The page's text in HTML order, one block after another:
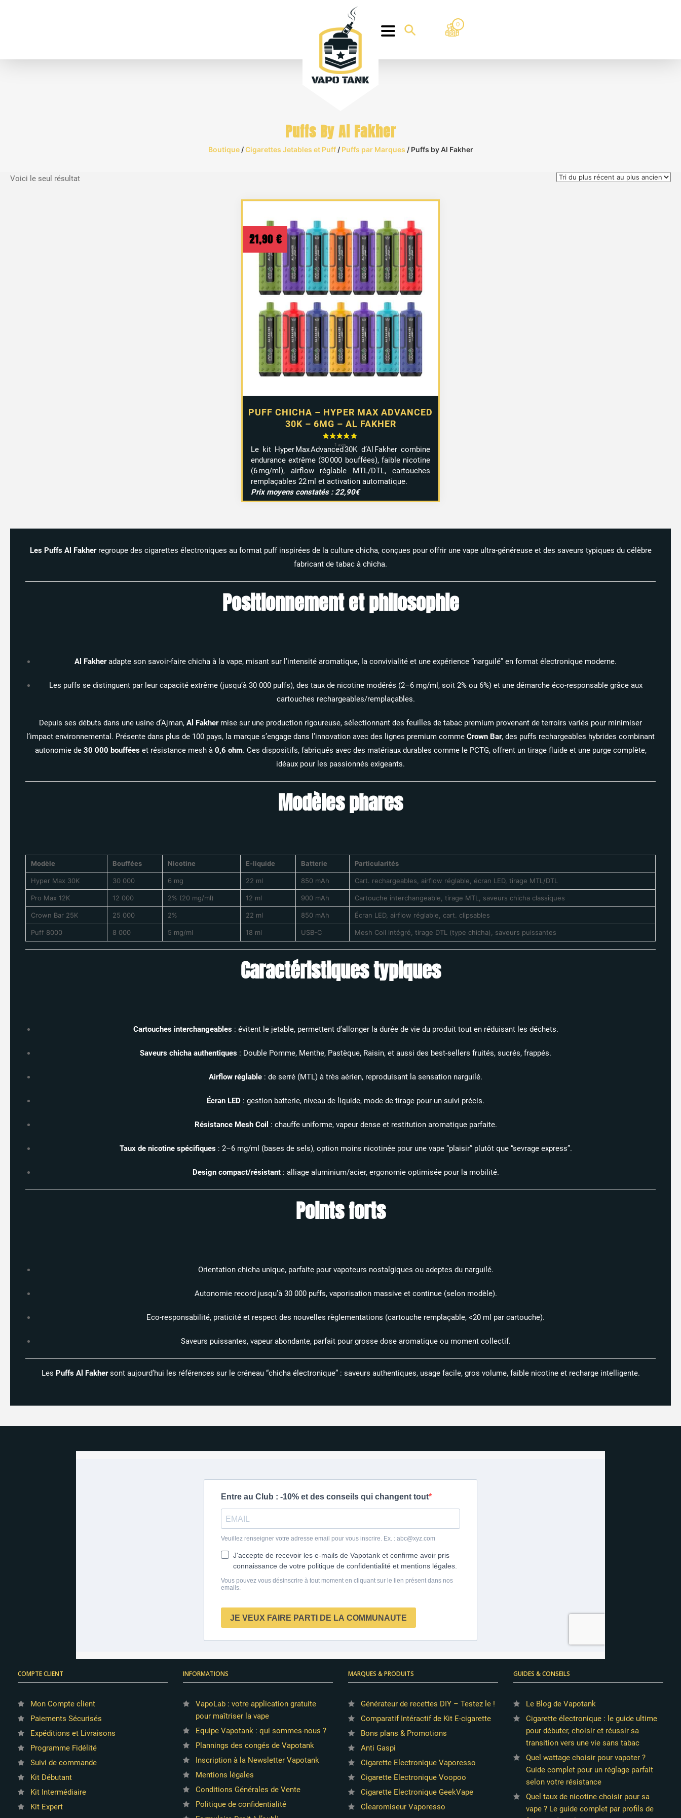
0
Puffs By Al Fakher
Boutique/Cigarettes Jetables et Puff/ Puffs par Marques / Puffs by Al Fakher
Voici le seul résultat
PUFF CHICHA – HYPER MAX ADVANCED
30K – 6MG – AL FAKHER
21,90€
Le kit Hyper Max Advanced 30K d’Al Fakher combine
endurance extrême (30 000 bouffées), faible nicotine
(6 mg/ml), airflow réglable MTL/DTL, cartouches
remplaçables 22 ml et activation automatique.
Prix moyens constatés : 22,90€
Les Puffs Al Fakherregroupe des cigarettes électroniques au format puff inspirées de la culture chicha, conçues pour offrir une vape ultra-généreuse et des saveurs typiques du célèbre
fabricant de tabac à chicha.​
Positionnement et philosophie
Al Fakheradapte son savoir-faire chicha à la vape, misant sur l’intensité aromatique, la convivialité et une expérience “narguilé” en format électronique moderne.​
Les puffs se distinguent par leur capacité extrême (jusqu’à 30 000 puffs), des taux de nicotine modérés (2–6 mg/ml, soit 2% ou 6%) et une démarche éco-responsable grâce aux
cartouches rechargeables/remplaçables.​
Depuis ses débuts dans une usine d’Ajman, Al Fakhermise sur une production rigoureuse, sélectionnant des feuilles de tabac premium provenant de terroirs variés pour minimiser
l’impact environnemental. Présente dans plus de 100 pays, la marque s’engage dans l’innovation avec des lignes premium comme Crown Bar, des puffs rechargeables hybrides combinant
autonomie de 30 000 boufféeset résistance mesh à 0,6 ohm. Ces dispositifs, fabriqués avec des matériaux durables comme le PCTG, offrent un tirage fluide et une purge complète,
idéaux pour les passionnés exigeants.
Modèles phares
Modèle Bouffées Nicotine E-liquide Batterie Particularités
Hyper Max 30K 30 000 6 mg 22 ml 850 mAh Cart. rechargeables, airflow réglable, écran LED, tirage MTL/DTL​
Pro Max 12K 12 000 2% (20 mg/ml) 12 ml 900 mAh Cartouche interchangeable, tirage MTL, saveurs chicha classiques​
Crown Bar 25K 25 000 2% 22 ml 850 mAh Écran LED, airflow réglable, cart. clipsables​
Puff 8000 8 000 5 mg/ml 18 ml USB-C Mesh Coil intégré, tirage DTL (type chicha), saveurs puissantes​
Caractéristiques typiques
Cartouches interchangeables: évitent le jetable, permettent d’allonger la durée de vie du produit tout en réduisant les déchets.​
Saveurs chicha authentiques : Double Pomme, Menthe, Pastèque, Raisin, et aussi des best-sellers fruités, sucrés, frappés.​
Airflow réglable : de serré (MTL) à très aérien, reproduisant la sensation narguilé.​
Écran LED : gestion batterie, niveau de liquide, mode de tirage pour un suivi précis.​
Résistance Mesh Coil : chauffe uniforme, vapeur dense et restitution aromatique parfaite.​
Taux de nicotine spécifiques: 2–6 mg/ml (bases de sels), option moins nicotinée pour une vape “plaisir” plutôt que “sevrage express”.​
Design compact/résistant: alliage aluminium/acier, ergonomie optimisée pour la mobilité.​
Points forts
Orientation chicha unique, parfaite pour vapoteurs nostalgiques ou adeptes du narguilé.
Autonomie record jusqu’à 30 000 puffs, vaporisation massive et continue (selon modèle).​
Eco-responsabilité, praticité et respect des nouvelles règlementations (cartouche remplaçable, <20 ml par cartouche).​
Saveurs puissantes, vapeur abondante, parfait pour grosse dose aromatique ou moment collectif.
Les Puffs Al Fakhersont aujourd’hui les références sur le créneau “chicha électronique” : saveurs authentiques, usage facile, gros volume, faible nicotine et recharge intelligente.
COMPTE CLIENT
Mon Compte client
Paiements Sécurisés
Expéditions et Livraisons
Programme Fidélité
Suivi de commande
Kit Débutant
Kit Intermédiaire
Kit Expert
INFORMATIONS
VapoLab : votre application gratuite
pour maîtriser la vape
Equipe Vapotank : qui sommes-nous ?
Plannings des congés de Vapotank
Inscription à la Newsletter Vapotank
Mentions légales
Conditions Générales de Vente
Politique de confidentialité
MARQUES & PRODUITS
Générateur de recettes DIY – Testez le !
Comparatif Intéractif de Kit E-cigarette
Bons plans & Promotions
Anti Gaspi
Cigarette Electronique Vaporesso
Cigarette Electronique Voopoo
Cigarette Electronique GeekVape
Clearomiseur Vaporesso
GUIDES & CONSEILS
Le Blog de Vapotank
Cigarette électronique : le guide ultime
pour débuter, choisir et réussir sa
transition vers une vie sans tabac
Quel wattage choisir pour vapoter ?
Guide complet pour un réglage parfait
selon votre résistance
Quel taux de nicotine choisir pour sa
vape ? Le guide complet par profils de